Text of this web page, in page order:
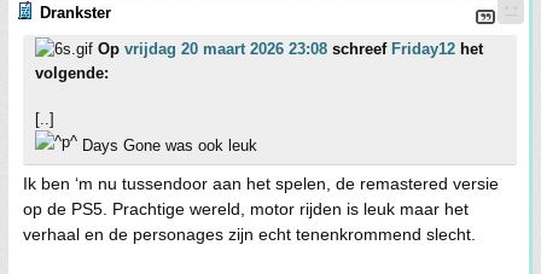
Drankster
Op vrijdag 20 maart 2026 23:08 schreef Friday12 het
volgende:
[..]
Days Gone was ook leuk
Ik ben ‘m nu tussendoor aan het spelen, de remastered versie
op de PS5. Prachtige wereld, motor rijden is leuk maar het
verhaal en de personages zijn echt tenenkrommend slecht.